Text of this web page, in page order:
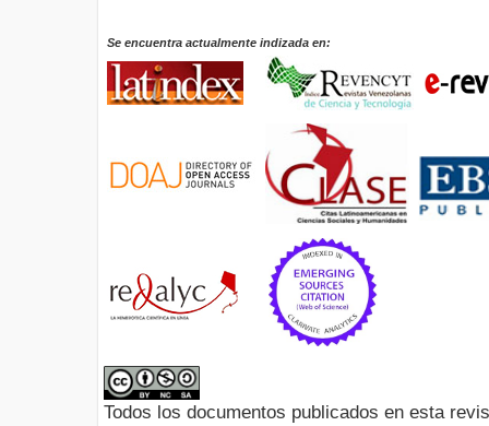
Se encuentra actualmente indizada en:
Todos los documentos publicados en esta